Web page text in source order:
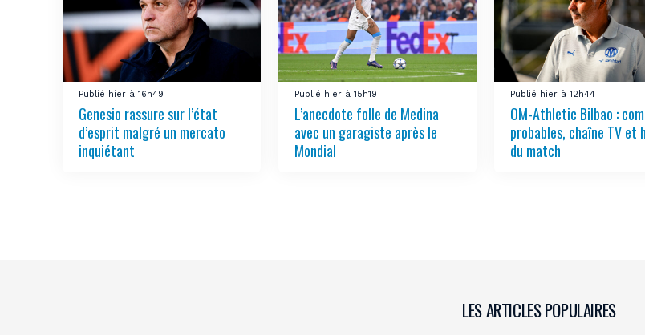
Publié hier à 16h49
Genesio rassure sur l’état
d’esprit malgré un mercato
inquiétant
Publié hier à 15h19
L’anecdote folle de Medina
avec un garagiste après le
Mondial
Publié hier à 12h44
OM-Athletic Bilbao :
probables, chaîne TV et
du match
LES ARTICLES POPULAIRES